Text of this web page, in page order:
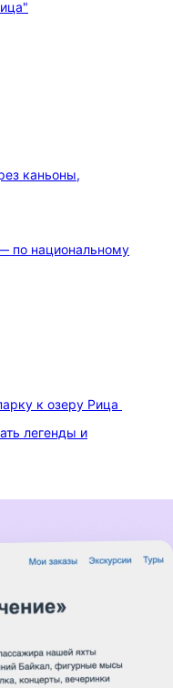
каньоны,
к озеру Рица
легенды и